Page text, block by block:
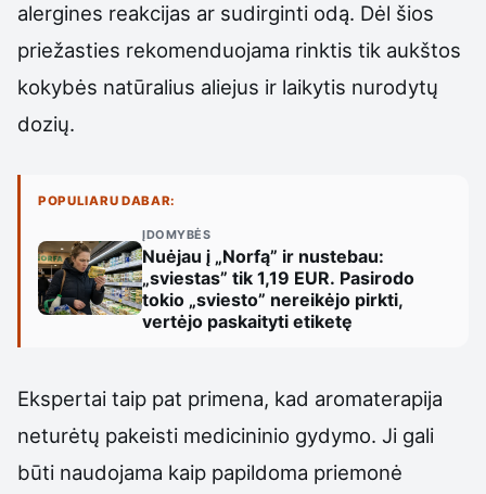
alergines reakcijas ar sudirginti odą. Dėl šios
priežasties rekomenduojama rinktis tik aukštos
kokybės natūralius aliejus ir laikytis nurodytų
dozių.
POPULIARU DABAR:
ĮDOMYBĖS
Nuėjau į „Norfą” ir nustebau:
„sviestas” tik 1,19 EUR. Pasirodo
tokio „sviesto” nereikėjo pirkti,
vertėjo paskaityti etiketę
Ekspertai taip pat primena, kad aromaterapija
neturėtų pakeisti medicininio gydymo. Ji gali
būti naudojama kaip papildoma priemonė